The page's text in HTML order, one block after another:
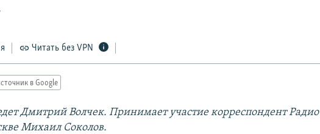
Читать без VPN
в Google
Дмитрий Волчек. Принимает участие корреспондент Радио
Михаил Соколов.